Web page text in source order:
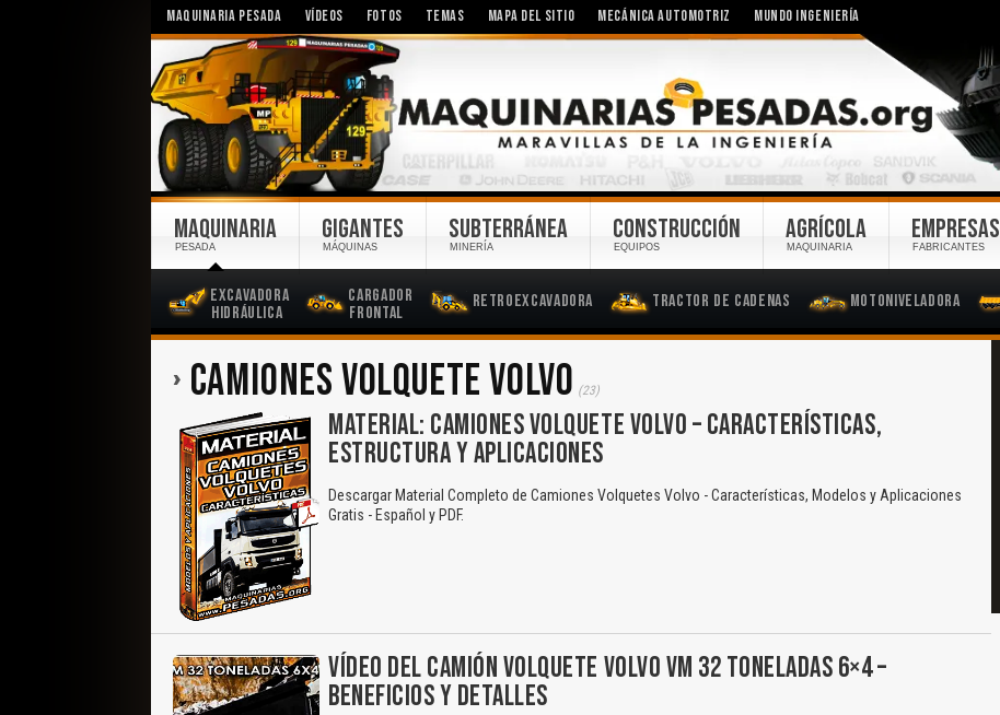
MAQUINARIA PESADA VÍDEOS FOTOS TEMAS MAPA DEL SITIO MECÁNICA AUTOMOTRIZ MUNDO INGENIERÍA
MAQUINARIA
PESADA
Excavadora
Hidráulica
Cargador
Frontal
Retroexcavadora Tractor de Cadenas Motoniveladora
GIGANTES
MÁQUINAS
SUBTERRÁNEA
MINERÍA
CONSTRUCCIÓN
EQUIPOS
AGRÍCOLA
MAQUINARIA
EMPRESAS
FABRICANTES
CAMIONES VOLQUETE VOLVO (23)
MATERIAL: CAMIONES VOLQUETE VOLVO – CARACTERÍSTICAS,
ESTRUCTURA Y APLICACIONES
Descargar Material Completo de Camiones Volquetes Volvo - Características, Modelos y Aplicaciones
Gratis - Español y PDF.
VÍDEO DEL CAMIÓN VOLQUETE VOLVO VM 32 TONELADAS 6×4 –
BENEFICIOS Y DETALLES